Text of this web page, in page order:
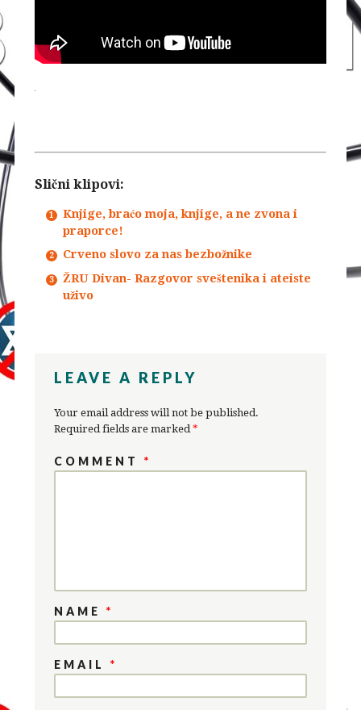
Slični klipovi:
Knjige, braćo moja, knjige, a ne zvona i
praporce!
Crveno slovo za nas bezbožnike
ŽRU Divan- Razgovor sveštenika i ateiste
uživo
LEAVE A REPLY
Your email address will not be published.
Required fields are marked*
COMMENT*
NAME*
EMAIL*